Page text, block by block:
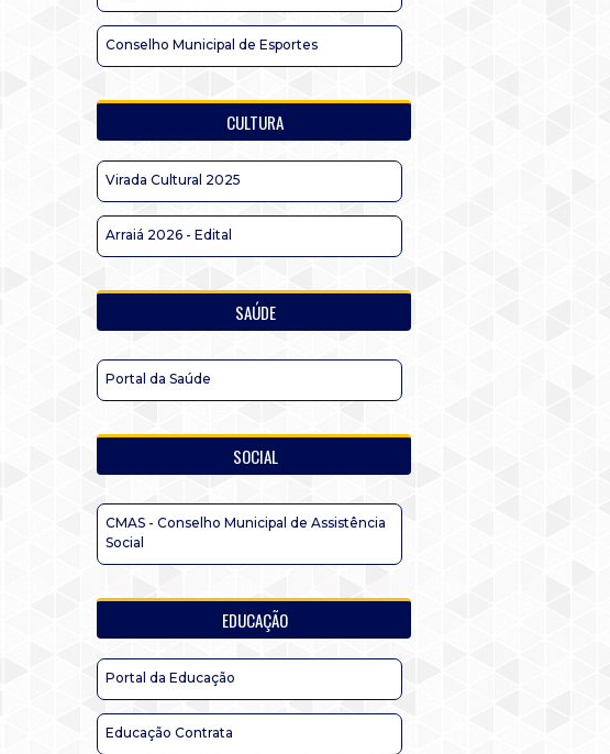
Conselho Municipal de Esportes
CULTURA
Virada Cultural 2025
Arraiá 2026 - Edital
SAÚDE
Portal da Saúde
SOCIAL
CMAS - Conselho Municipal de Assistência
Social
EDUCAÇÃO
Portal da Educação
Educação Contrata